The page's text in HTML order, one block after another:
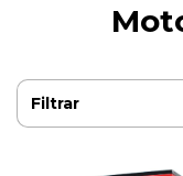
Filtrar